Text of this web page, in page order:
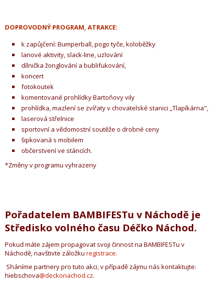
DOPROVODNÝ PROGRAM, ATRAKCE:
k zapůjčení: Bumperball, pogo tyče, koloběžky
lanové aktivity, slack-line, uzlování
dílnička žonglování a bublifukování,
koncert
fotokoutek
komentované prohlídky Bartoňovy vily
prohlídka, mazlení se zvířaty v chovatelské stanici ,,Tlapíkárna",
laserová střelnice
sportovní a vědomostní soutěže o drobné ceny
šipkovaná s mobilem
občerstvení ve stáncích.
*Změny v programu vyhrazeny
Pořadatelem BAMBIFESTu v Náchodě je
Středisko volného času Déčko Náchod.
Pokud máte zájem propagovat svoji činnost na BAMBIFESTu v
Náchodě, navštivte záložku registrace.
Sháníme partnery pro tuto akci, v případě zájmu nás kontaktujte:
hiebschova@deckonachod.cz.